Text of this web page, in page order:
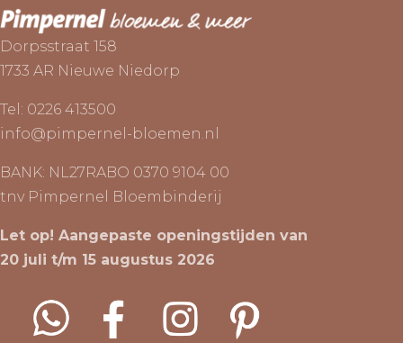
Dorpsstraat 158
1733 AR Nieuwe Niedorp
Tel: 0226 413500
info@pimpernel-bloemen.nl
BANK: NL27RABO 0370 9104 00
tnv Pimpernel Bloembinderij
Let op! Aangepaste openingstijden van
20 juli t/m 15 augustus 2026